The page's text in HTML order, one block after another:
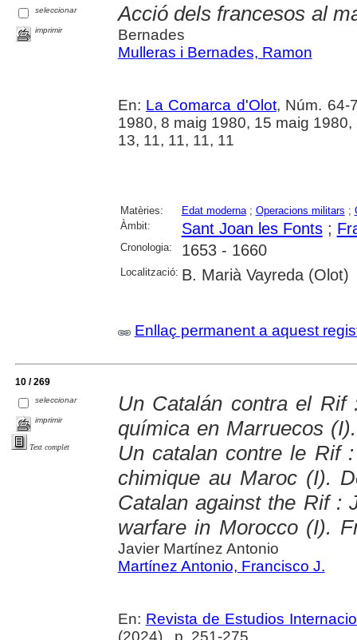
seleccionar
imprimir
Acció dels francesos al
Bernades
Mulleras i Bernades, Ramon
En: La Comarca d'Olot, Núm. 64-
1980, 8 maig 1980, 15 maig
13, 11, 11, 11, 11
Matèries: Edat moderna; Operacions militars ;
Àmbit:
Sant Joan les Fonts;
Cronologia: 1653 - 1660
Localització: B. Marià Vayreda (Olot)
Enllaç permanent a aquest
10 / 269
seleccionar
imprimir
Text complet
Un Catalán contra el
química en Marruecos
Un catalan contre le Rif
chimique au Maroc (I).
Catalan against the Rif :
warfare in Morocco (I).
Javier Martínez Antonio
Martínez Antonio, Francisco J.
En: Revista de Estudios
(2024) , p. 251-275